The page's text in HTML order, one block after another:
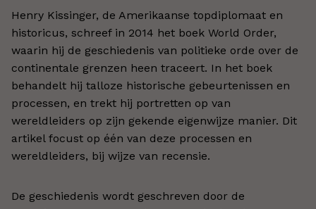
Henry Kissinger, de Amerikaanse topdiplomaat en
historicus, schreef in 2014 het boek World Order,
waarin hij de geschiedenis van politieke orde over de
continentale grenzen heen traceert. In het boek
behandelt hij talloze historische gebeurtenissen en
processen, en trekt hij portretten op van
wereldleiders op zijn gekende eigenwijze manier. Dit
artikel focust op één van deze processen en
wereldleiders, bij wijze van recensie.
De geschiedenis wordt geschreven door de